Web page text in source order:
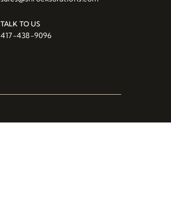
TALK TO US
417-438-9096